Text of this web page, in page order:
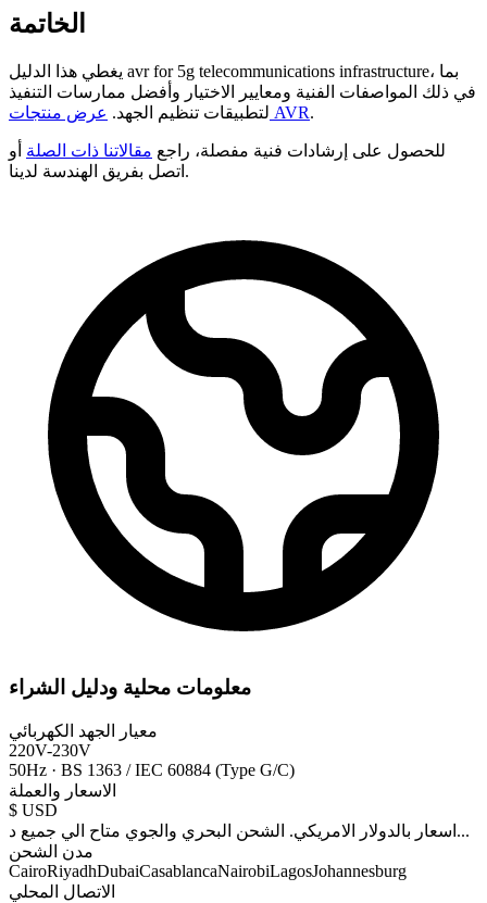
الخاتمة
يغطي هذا الدليل avr for 5g telecommunications infrastructure، بما
في ذلك المواصفات الفنية ومعايير الاختيار وأفضل ممارسات التنفيذ
لتطبيقات تنظيم الجهد. عرض منتجات AVR.
للحصول على إرشادات فنية مفصلة، راجع مقالاتنا ذات الصلة أو
اتصل بفريق الهندسة لدينا.
معلومات محلية ودليل الشراء
معيار الجهد الكهربائي
220V-230V
50Hz · BS 1363 / IEC 60884 (Type G/C)
الاسعار والعملة
$ USD
اسعار بالدولار الامريكي. الشحن البحري والجوي متاح الي جميع د ...
مدن الشحن
CairoRiyadhDubaiCasablancaNairobiLagosJohannesburg
الاتصال المحلي